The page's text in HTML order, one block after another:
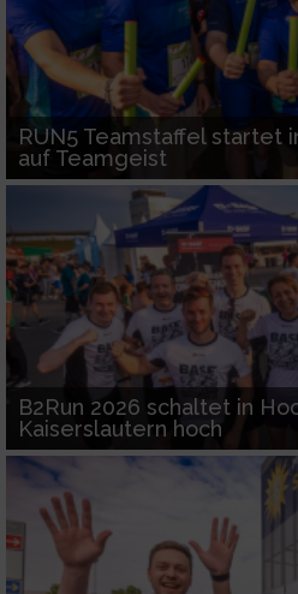
RUN5 Teamstaffel startet
auf Teamgeist
B2Run 2026 schaltet in
Kaiserslautern hoch